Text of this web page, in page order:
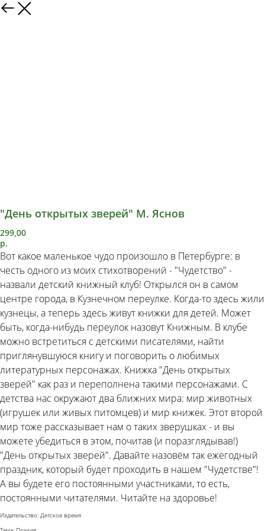
"День открытых зверей" М. Яснов
299,00
р.
Вот какое маленькое чудо произошло в Петербурге: в
честь одного из моих стихотворений - "Чудетство" -
назвали детский книжный клуб! Открылся он в самом
центре города, в Кузнечном переулке. Когда-то здесь жили
кузнецы, а теперь здесь живут книжки для детей. Может
быть, когда-нибудь переулок назовут Книжным. В клубе
можно встретиться с детскими писателями, найти
приглянувшуюся книгу и поговорить о любимых
литературных персонажах. Книжка "День открытых
зверей" как раз и переполнена такими персонажами. С
детства нас окружают два ближних мира: мир животных
(игрушек или живых питомцев) и мир книжек. Этот второй
мир тоже рассказывает нам о таких зверушках - и вы
можете убедиться в этом, почитав (и поразглядывав!)
"День открытых зверей". Давайте назовём так ежегодный
праздник, который будет проходить в нашем "Чудетстве"!
А вы будете его постоянными участниками, то есть,
постоянными читателями. Читайте на здоровье!
Издательство: Детское время